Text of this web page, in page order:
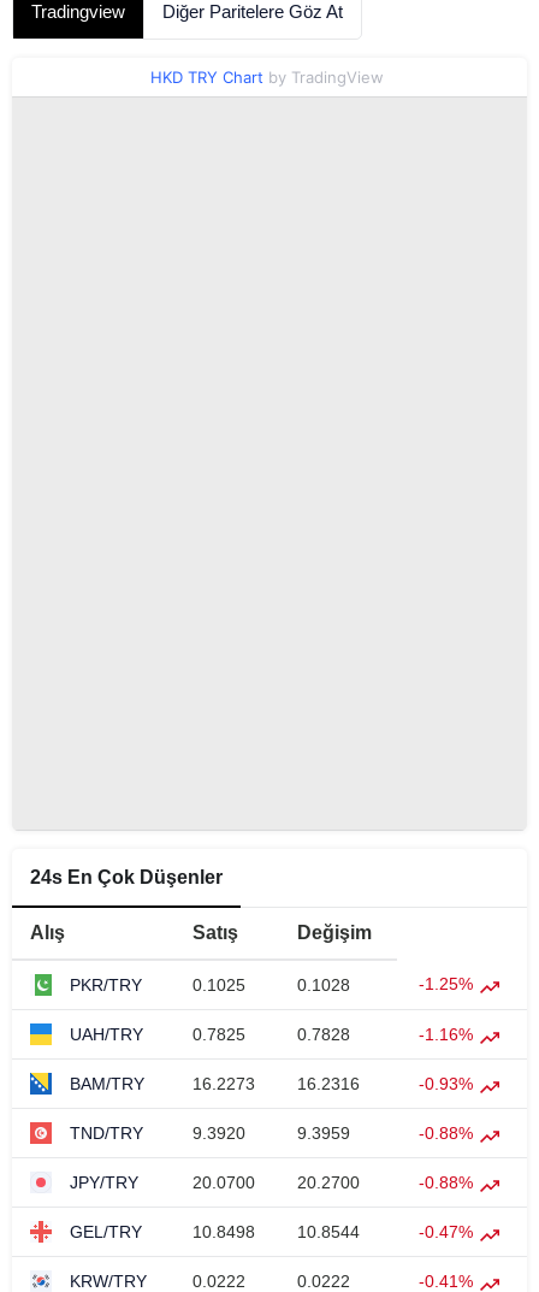
Tradingview Diğer Paritelere Göz At
HKD TRY Chart by TradingView
24s En Çok Düşenler
Alış Satış Değişim
PKR/TRY 0.1025 0.1028 -1.25%
UAH/TRY 0.7825 0.7828 -1.16%
BAM/TRY 16.2273 16.2316 -0.93%
TND/TRY 9.3920 9.3959 -0.88%
JPY/TRY 20.0700 20.2700 -0.88%
GEL/TRY 10.8498 10.8544 -0.47%
KRW/TRY 0.0222 0.0222 -0.41%